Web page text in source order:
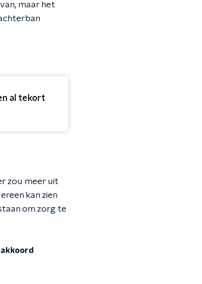
maar het
al tekort
zou meer uit
kan zien
om zorg te